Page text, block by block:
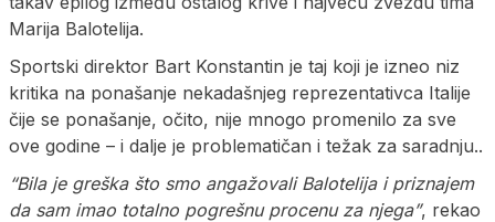
Marija Balotelija.
Sportski direktor Bart Konstantin je taj koji je izneo niz
kritika na ponašanje nekadašnjeg reprezentativca Italije
čije se ponašanje, očito, nije mnogo promenilo za sve
ove godine – i dalje je problematičan i težak za saradnju..
“Bila je greška što smo angažovali Balotelija i priznajem
da sam imao totalno pogrešnu procenu za njega”, rekao